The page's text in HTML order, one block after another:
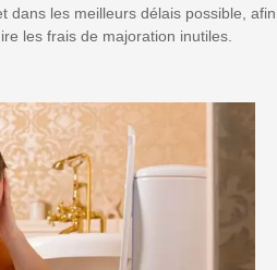
dans les meilleurs délais possible, afin
les frais de majoration inutiles.